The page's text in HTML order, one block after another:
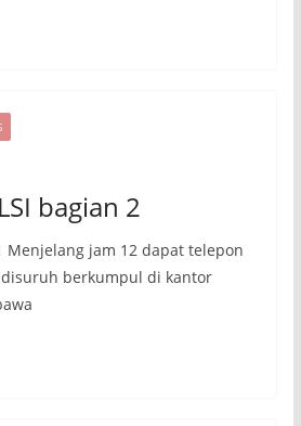
bagian 2
Menjelang jam 12 dapat telepon
berkumpul di kantor